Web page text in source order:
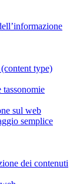
type)
sul web
semplice
dei contenuti